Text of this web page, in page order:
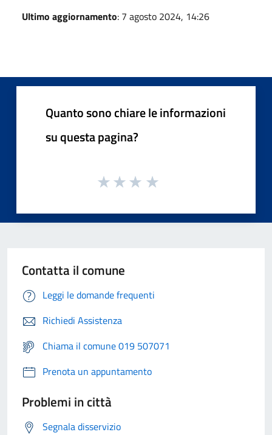
Ultimo aggiornamento: 7 agosto 2024, 14:26
Quanto sono chiare le informazioni
su questa pagina?
Contatta il comune
Leggi le domande frequenti
Richiedi Assistenza
Chiama il comune 019 507071
Prenota un appuntamento
Problemi in città
Segnala disservizio